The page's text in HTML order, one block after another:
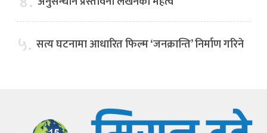
५. सत्य घटनामा आधारित फिल्म ‘जनक्रान्ति’ निर्माण गरिने